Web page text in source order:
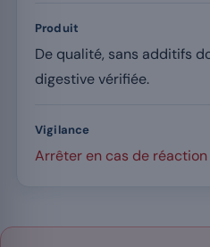
Produit
De qualité, sans additifs
digestive vérifiée.
Vigilance
Arrêter en cas de